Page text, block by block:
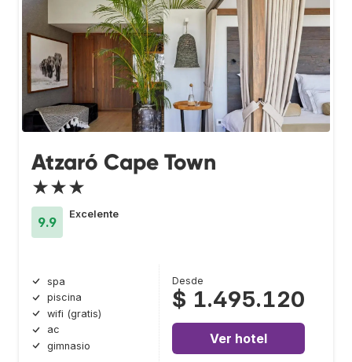
Atzaró Cape Town
★★★
9.9
Excelente
spa
piscina
wifi (gratis)
ac
gimnasio
Desde
$ 1.495.120
Ver hotel